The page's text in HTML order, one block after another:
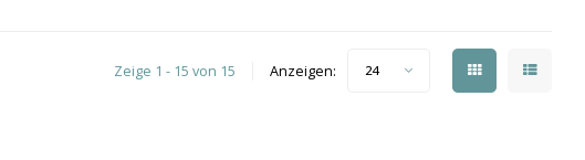
Zeige 1 - 15 von 15 Anzeigen: 24